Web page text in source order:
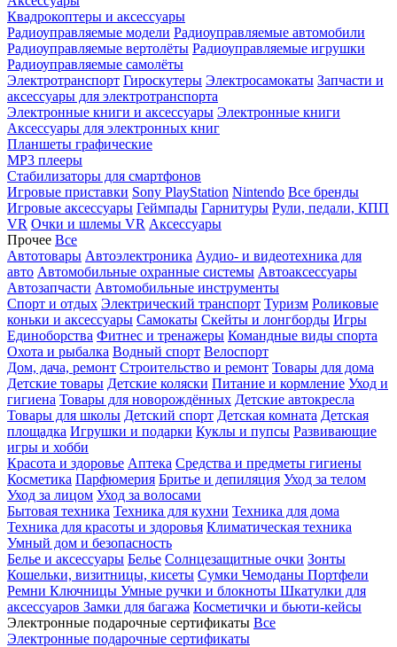
Квадрокоптеры и аксессуары
Радиоуправляемые модели Радиоуправляемые автомобили
Радиоуправляемые вертолёты Радиоуправляемые игрушки
Радиоуправляемые самолёты
Электротранспорт Гироскутеры Электросамокаты Запчасти и
аксессуары для электротранспорта
Электронные книги и аксессуары Электронные книги
Аксессуары для электронных книг
Планшеты графические
MP3 плееры
Стабилизаторы для смартфонов
Игровые приставки Sony PlayStation Nintendo Все бренды
Игровые аксессуары Геймпады Гарнитуры Рули, педали, КПП
VR Очки и шлемы VR Аксессуары
Прочее Все
Автотовары Автоэлектроника Аудио- и видеотехника для
авто Автомобильные охранные системы Автоаксессуары
Автозапчасти Автомобильные инструменты
Спорт и отдых Электрический транспорт Туризм Роликовые
коньки и аксессуары Самокаты Скейты и лонгборды Игры
Единоборства Фитнес и тренажеры Командные виды спорта
Охота и рыбалка Водный спорт Велоспорт
Дом, дача, ремонт Строительство и ремонт Товары для дома
Детские товары Детские коляски Питание и кормление Уход и
гигиена Товары для новорождённых Детские автокресла
Товары для школы Детский спорт Детская комната Детская
площадка Игрушки и подарки Куклы и пупсы Развивающие
игры и хобби
Красота и здоровье Аптека Средства и предметы гигиены
Косметика Парфюмерия Бритье и депиляция Уход за телом
Уход за лицом Уход за волосами
Бытовая техника Техника для кухни Техника для дома
Техника для красоты и здоровья Климатическая техника
Умный дом и безопасность
Белье и аксессуары Белье Солнцезащитные очки Зонты
Кошельки, визитницы, кисеты Сумки Чемоданы Портфели
Ремни Ключницы Умные ручки и блокноты Шкатулки для
аксессуаров Замки для багажа Косметички и бьюти-кейсы
Электронные подарочные сертификаты Все
Электронные подарочные сертификаты